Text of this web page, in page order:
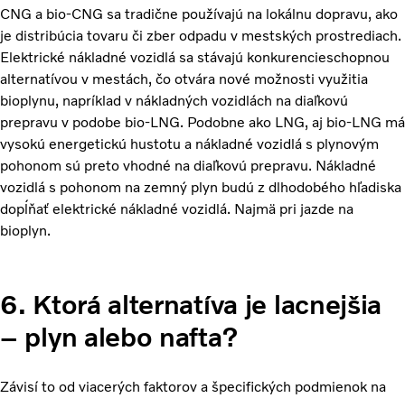
CNG a bio-CNG sa tradične používajú na lokálnu dopravu, ako
je distribúcia tovaru či zber odpadu v mestských prostrediach.
Elektrické nákladné vozidlá sa stávajú konkurencieschopnou
alternatívou v mestách, čo otvára nové možnosti využitia
bioplynu, napríklad v nákladných vozidlách na diaľkovú
prepravu v podobe bio-LNG. Podobne ako LNG, aj bio-LNG má
vysokú energetickú hustotu a nákladné vozidlá s plynovým
pohonom sú preto vhodné na diaľkovú prepravu. Nákladné
vozidlá s pohonom na zemný plyn budú z dlhodobého hľadiska
dopĺňať elektrické nákladné vozidlá. Najmä pri jazde na
bioplyn.
6. Ktorá alternatíva je lacnejšia
– plyn alebo nafta?
Závisí to od viacerých faktorov a špecifických podmienok na